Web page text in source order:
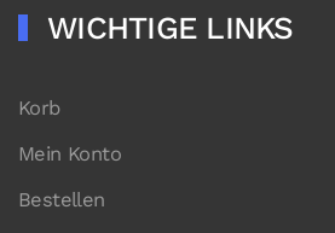
WICHTIGE LINKS
Korb
Mein Konto
Bestellen